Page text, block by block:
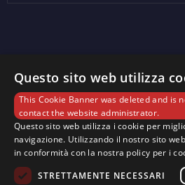
Associazione Radio Retebusa
S.I.A.E. N° 8610 - Licenza
Questo sito web utilizza
This Cookie Banner was deleted and is
contact the website administrator.
Questo sito web utilizza i cookie per
navigazione. Utilizzando il nostro sito
in conformità con la nostra policy per i
STRETTAMENTE NECESSARI